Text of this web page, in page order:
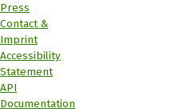
Press
Contact &
Imprint
Accessibility
Statement
API
Documentation